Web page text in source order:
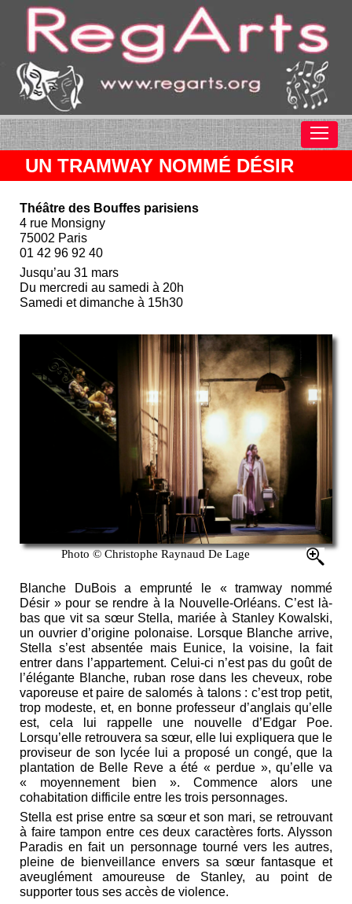
UN TRAMWAY NOMMÉ DÉSIR
Théâtre des Bouffes parisiens
4 rue Monsigny
75002 Paris
01 42 96 92 40
Jusqu’au 31 mars
Du mercredi au samedi à 20h
Samedi et dimanche à 15h30
Photo © Christophe Raynaud De Lage
Blanche DuBois a emprunté le « tramway nommé
Désir » pour se rendre à la Nouvelle-Orléans. C’est là-
bas que vit sa sœur Stella, mariée à Stanley Kowalski,
un ouvrier d’origine polonaise. Lorsque Blanche arrive,
Stella s’est absentée mais Eunice, la voisine, la fait
entrer dans l’appartement. Celui-ci n’est pas du goût de
l’élégante Blanche, ruban rose dans les cheveux, robe
vaporeuse et paire de salomés à talons : c’est trop petit,
trop modeste, et, en bonne professeur d’anglais qu’elle
est, cela lui rappelle une nouvelle d’Edgar Poe.
Lorsqu’elle retrouvera sa sœur, elle lui expliquera que le
proviseur de son lycée lui a proposé un congé, que la
plantation de Belle Reve a été « perdue », qu’elle va
« moyennement bien ». Commence alors une
cohabitation difficile entre les trois personnages.
Stella est prise entre sa sœur et son mari, se retrouvant
à faire tampon entre ces deux caractères forts. Alysson
Paradis en fait un personnage tourné vers les autres,
pleine de bienveillance envers sa sœur fantasque et
aveuglément amoureuse de Stanley, au point de
supporter tous ses accès de violence.